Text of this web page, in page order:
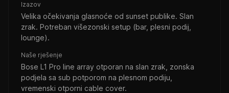
Izazov
Velika očekivanja glasnoće od sunset publike. Slan
zrak. Potreban višezonski setup (bar, plesni podij,
lounge).
Naše rješenje
Bose L1 Pro line array otporan na slan zrak, zonska
podjela sa sub potporom na plesnom podiju,
vremenski otporni cable cover.